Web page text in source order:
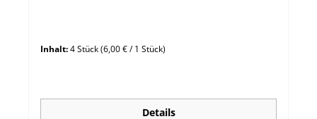
Inhalt:4 Stück(6,00 € / 1 Stück)
Details